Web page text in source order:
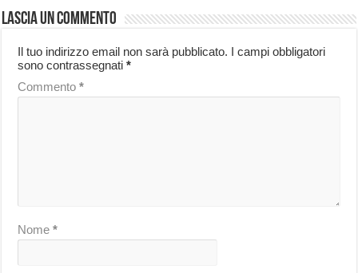
Lascia un commento
Il tuo indirizzo email non sarà pubblicato. I campi obbligatori
sono contrassegnati*
Commento*
Nome*